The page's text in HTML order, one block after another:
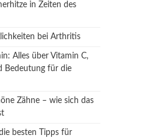
in Zeiten des
bei Arthritis
Alles über Vitamin C,
Bedeutung für die
Zähne – wie sich das
besten Tipps für